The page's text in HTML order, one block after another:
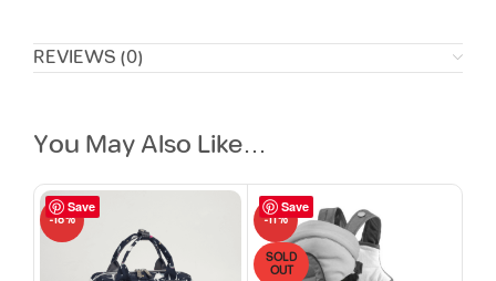
REVIEWS (0)
You May Also Like…
Save
-18%
Save
-11%
SOLD
OUT